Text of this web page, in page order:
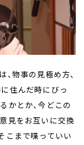
物事の見極め方、
住んだ時にびっ
かとか、今どこの
見をお互いに交換
こまで喋っていい